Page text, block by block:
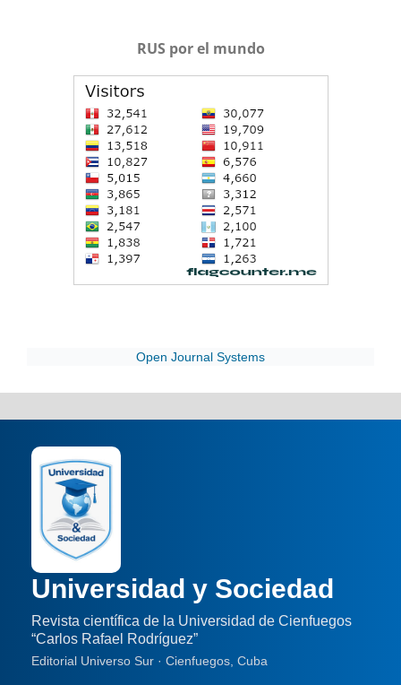
RUS por el mundo
Open Journal Systems
Universidad y Sociedad
Revista científica de la Universidad de Cienfuegos
“Carlos Rafael Rodríguez”
Editorial Universo Sur · Cienfuegos, Cuba